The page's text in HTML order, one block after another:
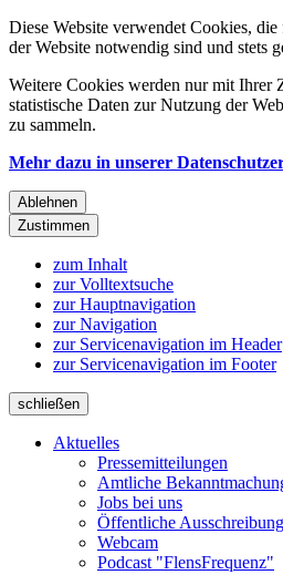
Diese Website verwendet Cookies,
der Website notwendig sind und stets
Weitere Cookies werden nur mit Ihrer
statistische Daten zur Nutzung der
zu sammeln.
Mehr dazu in unserer
Ablehnen
Zustimmen
zum Inhalt
zur Volltextsuche
zur Hauptnavigation
zur Navigation
zur Servicenavigation im Header
zur Servicenavigation im Footer
schließen
Aktuelles
Pressemitteilungen
Amtliche
Jobs bei uns
Öffentliche
Webcam
Podcast "FlensFrequenz"